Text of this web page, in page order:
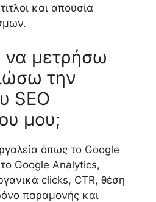
και απουσία
μετρήσω
την
SEO
μου;
όπως το Google
Google Analytics,
clicks, CTR, θέση
παραμονής και